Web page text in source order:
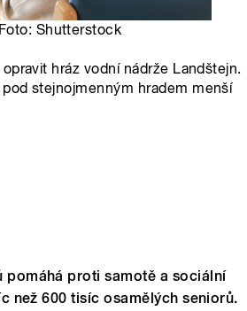
Shutterstock
hráz vodní nádrže Landštejn.
stejnojmenným hradem menší
pomáhá proti samotě a sociální
než 600 tisíc osamělých seniorů.